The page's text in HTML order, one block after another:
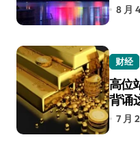
8 月
财经
高位
背诵
7 月